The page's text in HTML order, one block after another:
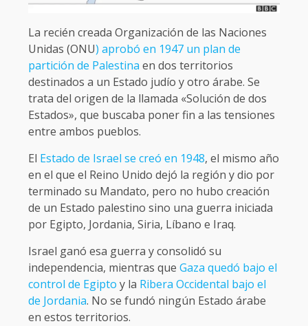
La recién creada Organización de las Naciones
Unidas (ONU) aprobó en 1947 un plan de
partición de Palestina en dos territorios
destinados a un Estado judío y otro árabe. Se
trata del origen de la llamada «Solución de dos
Estados», que buscaba poner fin a las tensiones
entre ambos pueblos.
El Estado de Israel se creó en 1948, el mismo año
en el que el Reino Unido dejó la región y dio por
terminado su Mandato, pero no hubo creación
de un Estado palestino sino una guerra iniciada
por Egipto, Jordania, Siria, Líbano e Iraq.
Israel ganó esa guerra y consolidó su
independencia, mientras que Gaza quedó bajo el
control de Egipto y la Ribera Occidental bajo el
de Jordania. No se fundó ningún Estado árabe
en estos territorios.